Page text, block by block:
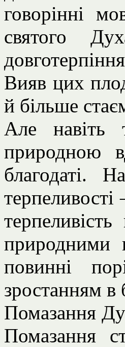
говорінні
святого
Вияв цих
й більше
Але навіть
природною
благодаті.
терпеливості
природними
повинні
зростанням в
Помазання
Помазання